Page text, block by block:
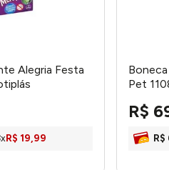
Alegria Festa
xR$ 19,99
Pet
R$
R$